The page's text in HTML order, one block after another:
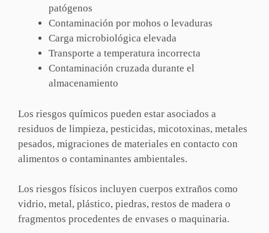
patógenos
Contaminación por mohos o levaduras
Carga microbiológica elevada
Transporte a temperatura incorrecta
Contaminación cruzada durante el
almacenamiento
Los riesgos químicos pueden estar asociados a
residuos de limpieza, pesticidas, micotoxinas, metales
pesados, migraciones de materiales en contacto con
alimentos o contaminantes ambientales.
Los riesgos físicos incluyen cuerpos extraños como
vidrio, metal, plástico, piedras, restos de madera o
fragmentos procedentes de envases o maquinaria.